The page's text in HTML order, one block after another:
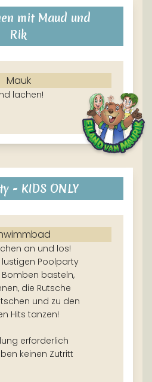
mit Maud und
Rik
Mauk
lachen!
- KIDS ONLY
an und los!
lustigen Poolparty
Bomben basteln,
die Rutsche
und zu den
Hits tanzen!
erforderlich
keinen Zutritt